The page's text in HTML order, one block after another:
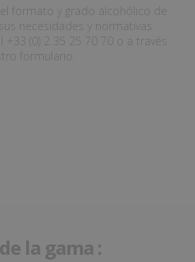
formato y grado alcohólico de
necesidades y normativas
(0) 2 35 25 70 70 o a través
formulario.
la gama :